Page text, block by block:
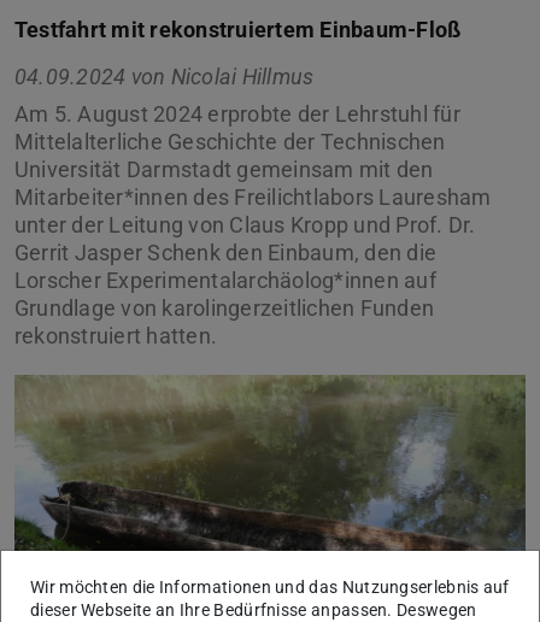
Testfahrt mit rekonstruiertem Einbaum-Floß
04.09.2024 von Nicolai Hillmus
Am 5. August 2024 erprobte der Lehrstuhl für
Mittelalterliche Geschichte der Technischen
Universität Darmstadt gemeinsam mit den
Mitarbeiter*innen des Freilichtlabors Lauresham
unter der Leitung von Claus Kropp und Prof. Dr.
Gerrit Jasper Schenk den Einbaum, den die
Lorscher Experimentalarchäolog*innen auf
Grundlage von karolingerzeitlichen Funden
rekonstruiert hatten.
Wir möchten die Informationen und das Nutzungserlebnis auf
dieser Webseite an Ihre Bedürfnisse anpassen. Deswegen